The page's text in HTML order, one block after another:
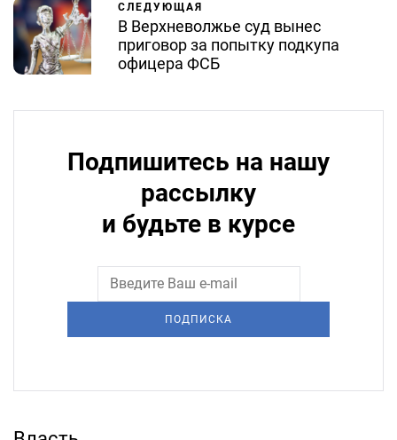
СЛЕДУЮЩАЯ
В Верхневолжье суд вынес
приговор за попытку подкупа
офицера ФСБ
Подпишитесь на нашу
рассылку
и будьте в курсе
ПОДПИСКА